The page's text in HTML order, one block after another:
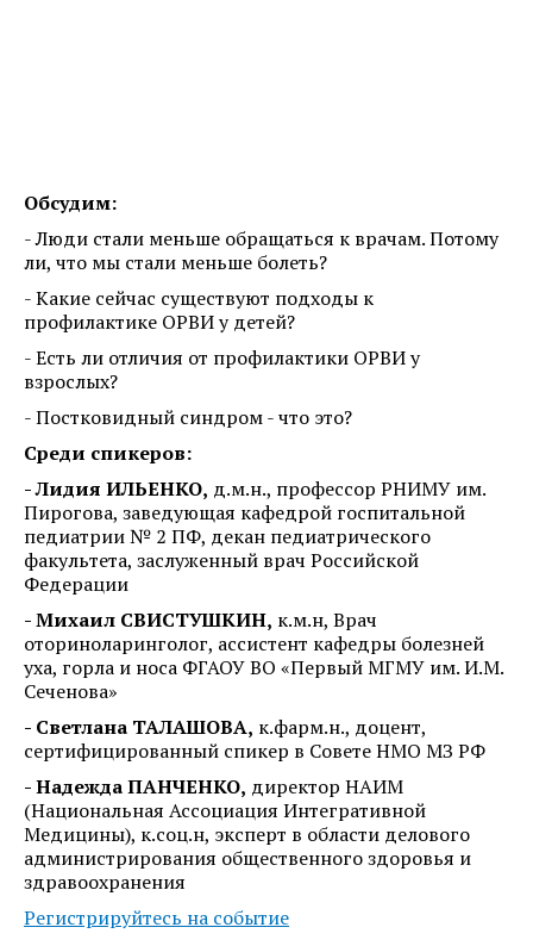
Обсудим:
- Люди стали меньше обращаться к врачам. Потому
ли, что мы стали меньше болеть?
- Какие сейчас существуют подходы к
профилактике ОРВИ у детей?
- Есть ли отличия от профилактики ОРВИ у
взрослых?
- Постковидный синдром - что это?
Среди спикеров:
- Лидия ИЛЬЕНКО, д.м.н., профессор РНИМУ им.
Пирогова, заведующая кафедрой госпитальной
педиатрии № 2 ПФ, декан педиатрического
факультета, заслуженный врач Российской
Федерации
- Михаил СВИСТУШКИН, к.м.н, Врач
оториноларинголог, ассистент кафедры болезней
уха, горла и носа ФГАОУ ВО «Первый МГМУ им. И.М.
Сеченова»
- Светлана ТАЛАШОВА, к.фарм.н., доцент,
сертифицированный спикер в Совете НМО МЗ РФ
- Надежда ПАНЧЕНКО, директор НАИМ
(Национальная Ассоциация Интегративной
Медицины), к.соц.н, эксперт в области делового
администрирования общественного здоровья и
здравоохранения
Регистрируйтесь на событие